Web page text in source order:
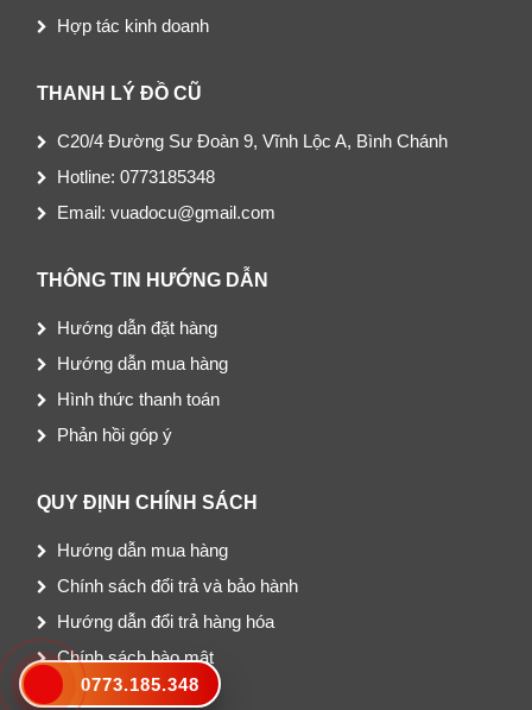
Hợp tác kinh doanh
THANH LÝ ĐỒ CŨ
C20/4 Đường Sư Đoàn 9, Vĩnh Lộc A, Bình Chánh
Hotline: 0773185348
Email: vuadocu@gmail.com
THÔNG TIN HƯỚNG DẪN
Hướng dẫn đặt hàng
Hướng dẫn mua hàng
Hình thức thanh toán
Phản hồi góp ý
QUY ĐỊNH CHÍNH SÁCH
Hướng dẫn mua hàng
Chính sách đổi trả và bảo hành
Hướng dẫn đổi trả hàng hóa
Chính sách bào mật
0773.185.348